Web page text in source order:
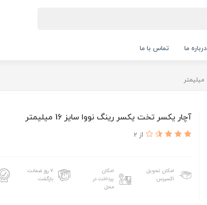
درباره ما تماس با ما
آچار یکسر تخت یکسر رینگ نووا سایز 16 میلیمتر
از 2
امکان تحویل
اکسپرس
امکان
پرداخت در
محل
۷ روز ضمانت
بازگشت